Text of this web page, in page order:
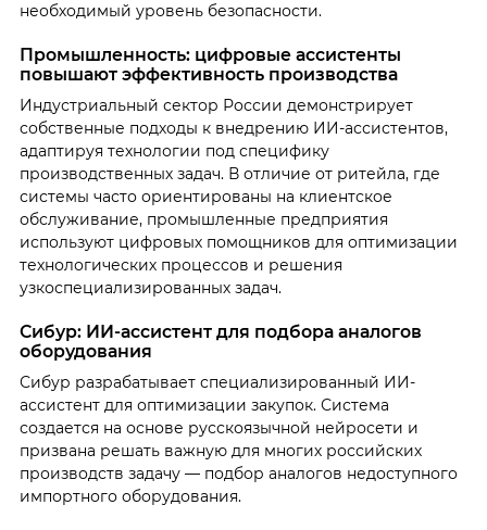
необходимый уровень безопасности.
Промышленность: цифровые ассистенты
повышают эффективность производства
Индустриальный сектор России демонстрирует
собственные подходы к внедрению ИИ-ассистентов,
адаптируя технологии под специфику
производственных задач. В отличие от ритейла, где
системы часто ориентированы на клиентское
обслуживание, промышленные предприятия
используют цифровых помощников для оптимизации
технологических процессов и решения
узкоспециализированных задач.
Сибур: ИИ-ассистент для подбора аналогов
оборудования
Сибур разрабатывает специализированный ИИ-
ассистент для оптимизации закупок. Система
создается на основе русскоязычной нейросети и
призвана решать важную для многих российских
производств задачу — подбор аналогов недоступного
импортного оборудования.